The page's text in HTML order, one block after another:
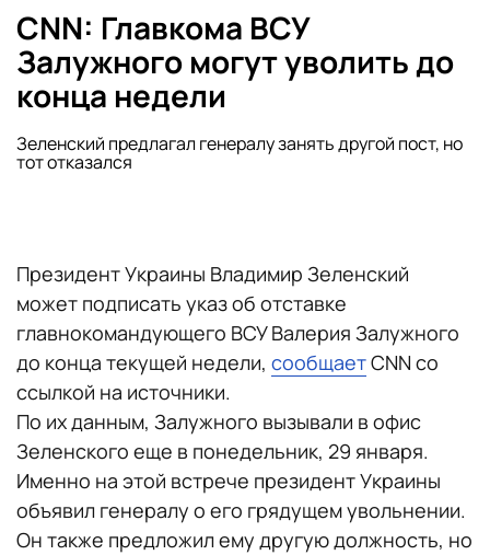
CNN: Главкома ВСУ
Залужного могут уволить до
конца недели
Зеленский предлагал генералу занять другой пост, но
тот отказался
Президент Украины Владимир Зеленский
может подписать указ об отставке
главнокомандующего ВСУ Валерия Залужного
до конца текущей недели, сообщаетCNN со
ссылкой на источники.
По их данным, Залужного вызывали в офис
Зеленского еще в понедельник, 29 января.
Именно на этой встрече президент Украины
объявил генералу о его грядущем увольнении.
Он также предложил ему другую должность, но